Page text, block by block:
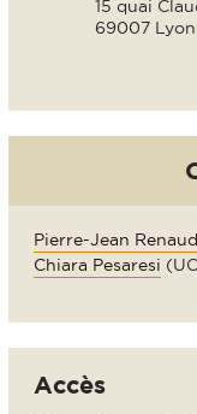
15 quai
69007 Lyon
Pierre-Jean
Chiara Pesaresi
Accès